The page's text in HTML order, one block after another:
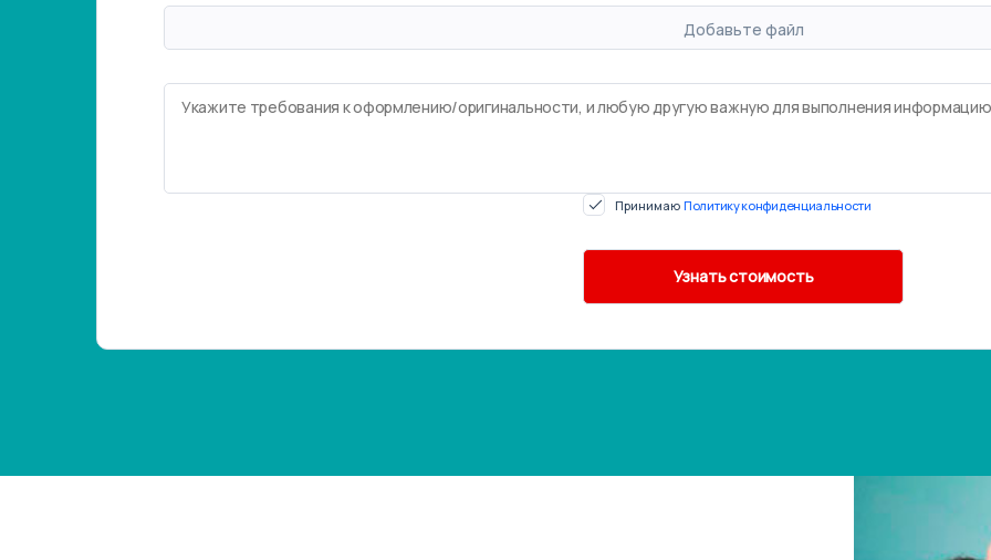
Добавьте файл
Принимаю Политику конфиденциальности